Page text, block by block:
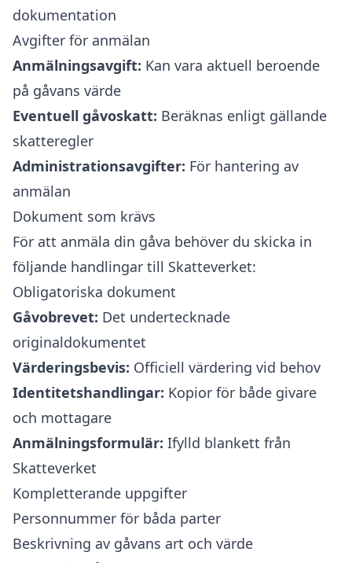
dokumentation
Avgifter för anmälan
Anmälningsavgift: Kan vara aktuell beroende
på gåvans värde
Eventuell gåvoskatt: Beräknas enligt gällande
skatteregler
Administrationsavgifter: För hantering av
anmälan
Dokument som krävs
För att anmäla din gåva behöver du skicka in
följande handlingar till Skatteverket:
Obligatoriska dokument
Gåvobrevet: Det undertecknade
originaldokumentet
Värderingsbevis: Officiell värdering vid behov
Identitetshandlingar: Kopior för både givare
och mottagare
Anmälningsformulär: Ifylld blankett från
Skatteverket
Kompletterande uppgifter
Personnummer för båda parter
Beskrivning av gåvans art och värde